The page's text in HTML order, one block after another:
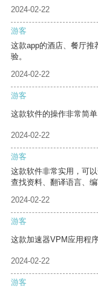
2024-02-22
游客
这款app的酒店、餐厅推
验。
2024-02-22
游客
这款软件的操作非常简
2024-02-22
游客
这款软件非常实用，可
查找资料、翻译语言、编
2024-02-22
游客
这款加速器VPM应用程
2024-02-22
游客